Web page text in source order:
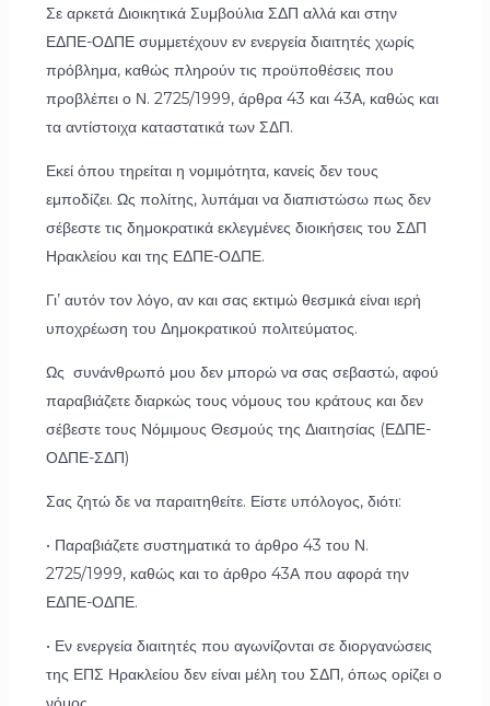
Σε αρκετά Διοικητικά Συμβούλια ΣΔΠ αλλά και στην
ΕΔΠΕ-ΟΔΠΕ συμμετέχουν εν ενεργεία διαιτητές χωρίς
πρόβλημα, καθώς πληρούν τις προϋποθέσεις που
προβλέπει ο Ν. 2725/1999, άρθρα 43 και 43Α, καθώς και
τα αντίστοιχα καταστατικά των ΣΔΠ.
Εκεί όπου τηρείται η νομιμότητα, κανείς δεν τους
εμποδίζει. Ως πολίτης, λυπάμαι να διαπιστώσω πως δεν
σέβεστε τις δημοκρατικά εκλεγμένες διοικήσεις του ΣΔΠ
Ηρακλείου και της ΕΔΠΕ-ΟΔΠΕ.
Γι’ αυτόν τον λόγο, αν και σας εκτιμώ θεσμικά είναι ιερή
υποχρέωση του Δημοκρατικού πολιτεύματος.
Ως συνάνθρωπό μου δεν μπορώ να σας σεβαστώ, αφού
παραβιάζετε διαρκώς τους νόμους του κράτους και δεν
σέβεστε τους Νόμιμους Θεσμούς της Διαιτησίας (ΕΔΠΕ-
ΟΔΠΕ-ΣΔΠ)
Σας ζητώ δε να παραιτηθείτε. Είστε υπόλογος, διότι:
• Παραβιάζετε συστηματικά το άρθρο 43 του Ν.
2725/1999, καθώς και το άρθρο 43Α που αφορά την
ΕΔΠΕ-ΟΔΠΕ.
• Εν ενεργεία διαιτητές που αγωνίζονται σε διοργανώσεις
της ΕΠΣ Ηρακλείου δεν είναι μέλη του ΣΔΠ, όπως ορίζει ο